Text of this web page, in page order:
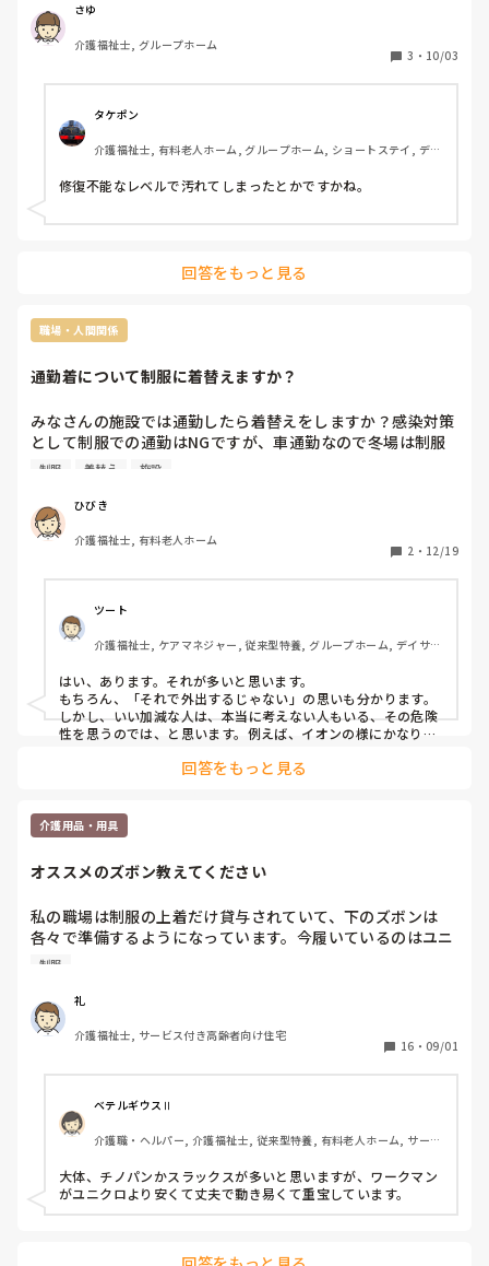
さゆ
介護福祉士, グループホーム
3 ・ 10/03
タケポン
介護福祉士, 有料老人ホーム, グループホーム, ショートステイ, デイ
修復不能なレベルで汚れてしまったとかですかね。
回答をもっと見る
職場・人間関係
通勤着について制服に着替えますか？
みなさんの施設では通勤したら着替えをしますか？感染対策
として制服での通勤はNGですが、車通勤なので冬場は制服
の上からアウターを着て出勤しています。多忙なので着替え
出するので完全に感染対策できていないように思えます。み
なさんの施設では通勤は私服と決まりがありますか？
制服 着替え 施設
ひびき
介護福祉士, 有料老人ホーム
2 ・ 12/19
ツート
介護福祉士, ケアマネジャー, 従来型特養, グループホーム, デイサー
はい、あります。それが多いと思います。
もちろん、「それで外出するじゃない」の思いも分かります。
しかし、いい加減な人は、本当に考えない人もいる、その危険
性を思うのでは、と思います。例えば、イオンの様にかなりの
がきちんとしているか？　これは法人としては分からないです
からね…
回答をもっと見る
介護用品・用具
オススメのズボン教えてください
私の職場は制服の上着だけ貸与されていて、下のズボンは
各々で準備するようになっています。今履いているのはユニ
クロで買ったものですが、古くなってきたので買い替えよう
横にラインが入っていたり、見た目がジャージっぽいものは
駄目です。何か動きやすくてオススメのズボンはあります
か？
制服
礼
介護福祉士, サービス付き高齢者向け住宅
16 ・ 09/01
ベテルギウスⅡ
介護職・ヘルパー, 介護福祉士, 従来型特養, 有料老人ホーム, サービ
ット型特養
大体、チノパンかスラックスが多いと思いますが、ワークマン
がユニクロより安くて丈夫で動き易くて重宝しています。